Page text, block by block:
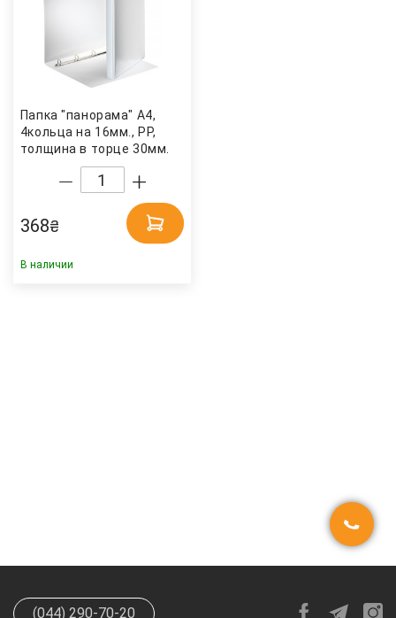
Папка "панорама" А4,
4кольца на 16мм., PP,
толщина в торце 30мм.
бел. Esselte
368₴
В наличии
(044) 290-70-20